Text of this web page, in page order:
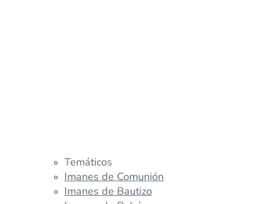
Temáticos
Imanes de Comunión
Imanes de Bautizo